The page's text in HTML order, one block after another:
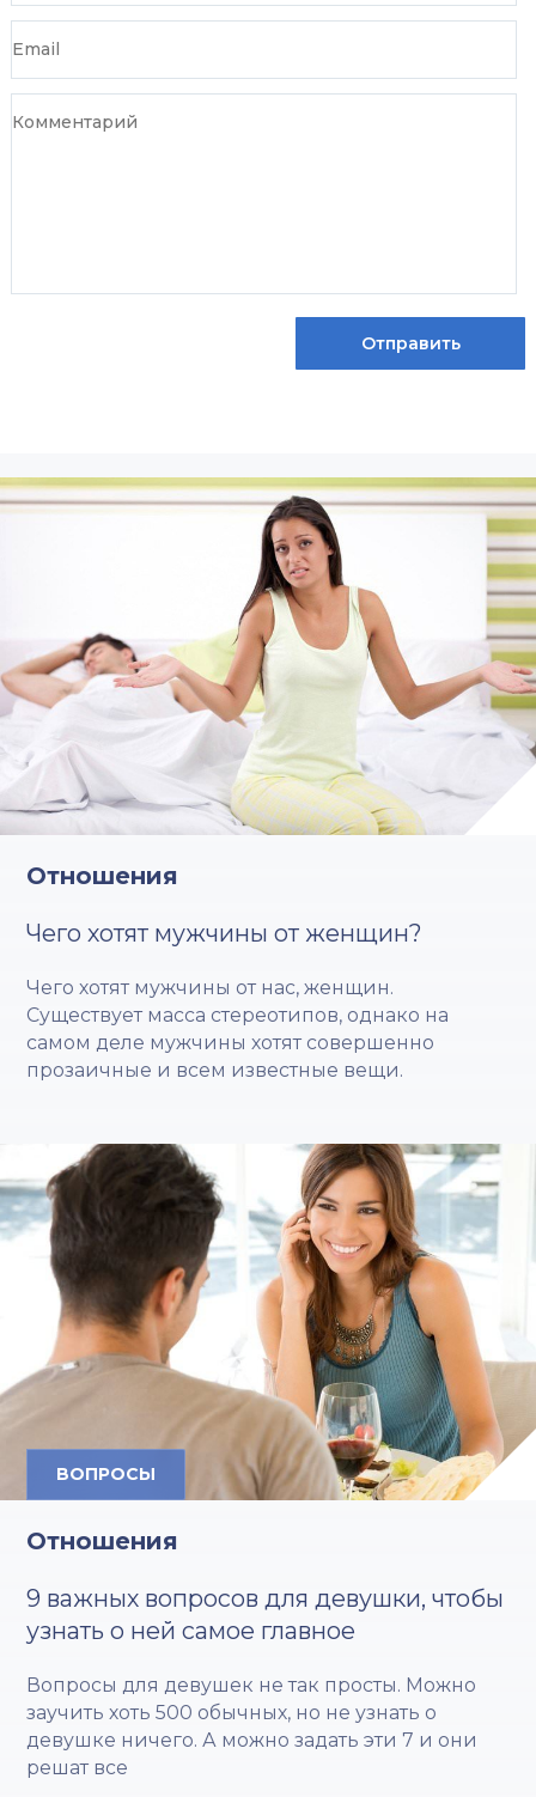
Отношения
Чего хотят мужчины от женщин?
Чего хотят мужчины от нас, женщин.
Существует масса стереотипов, однако на
самом деле мужчины хотят совершенно
прозаичные и всем известные вещи.
ВОПРОСЫ
Отношения
9 важных вопросов для девушки, чтобы
узнать о ней самое главное
Вопросы для девушек не так просты. Можно
заучить хоть 500 обычных, но не узнать о
девушке ничего. А можно задать эти 7 и они
решат все